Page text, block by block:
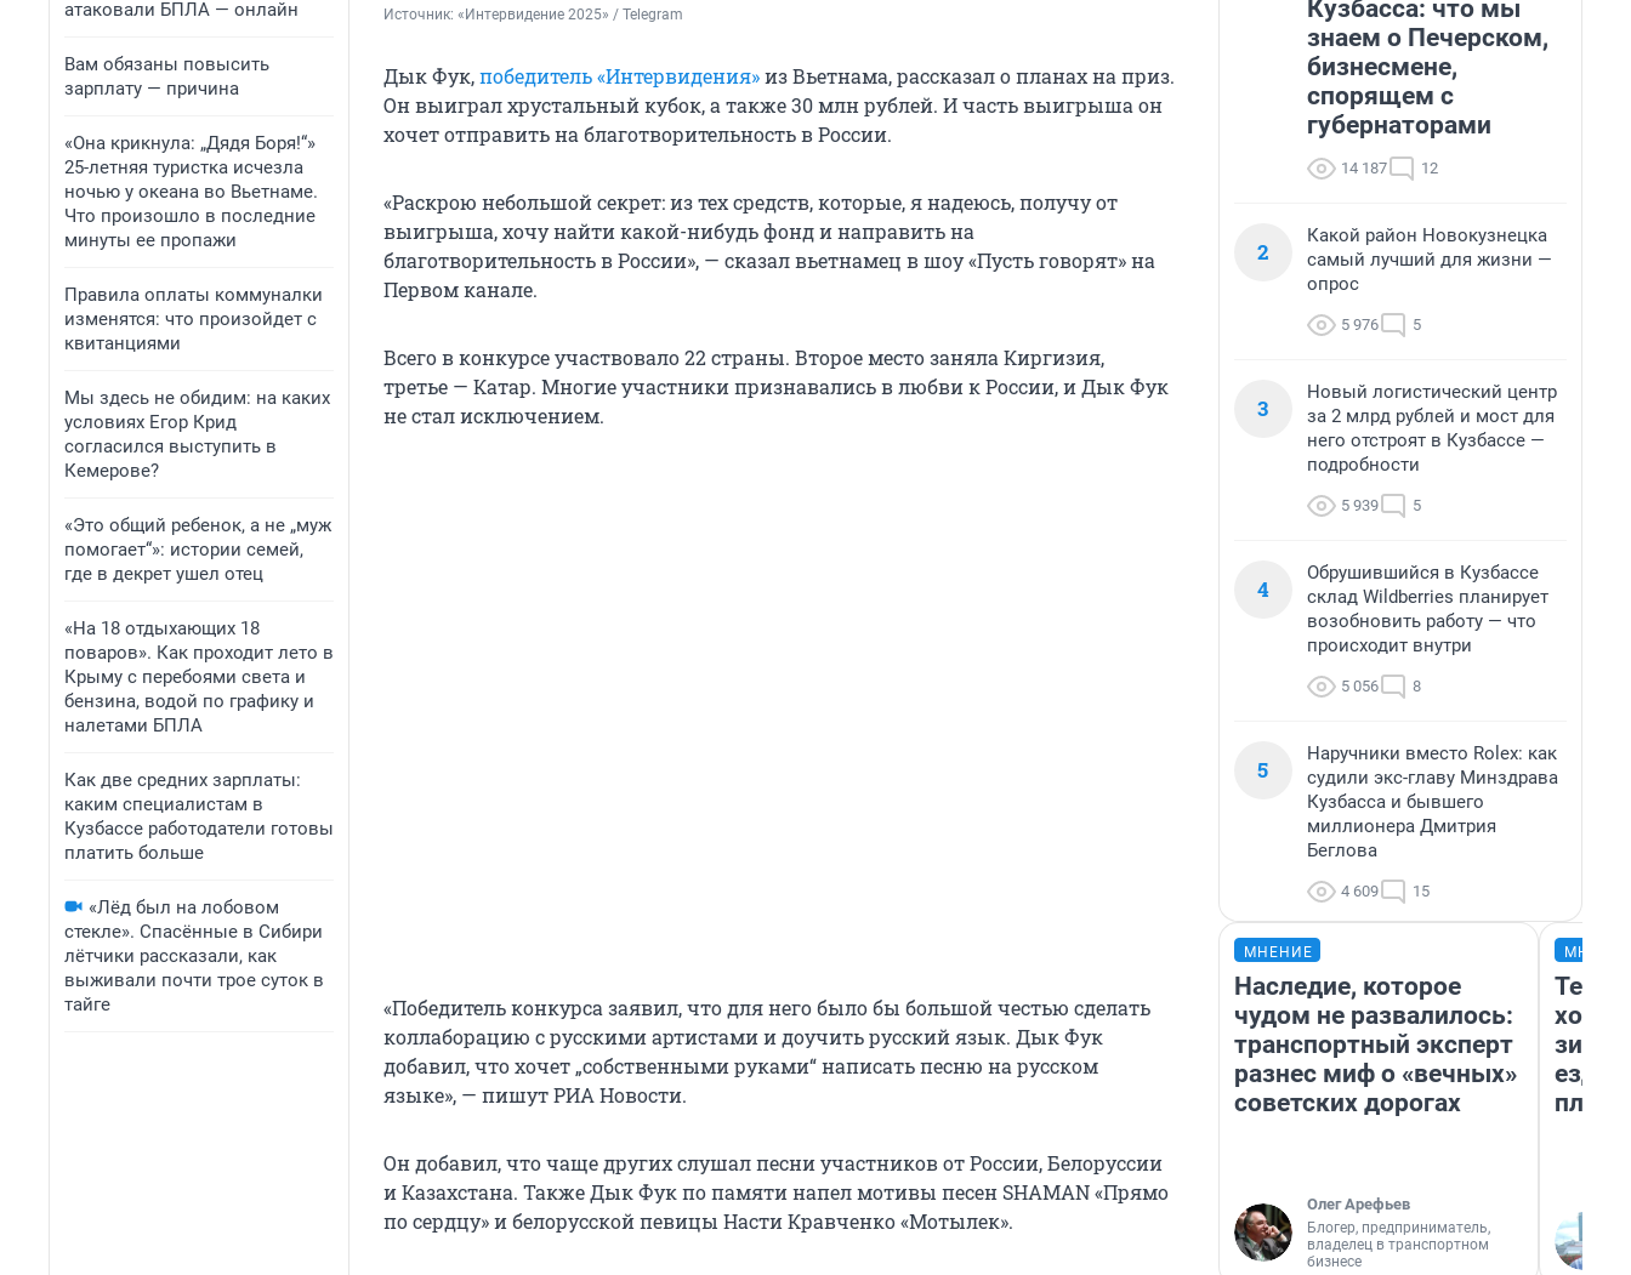
атаковали БПЛА — онлайн
Вам обязаны повысить
зарплату — причина
«Она крикнула: „Дядя Боря!“»
25-летняя туристка исчезла
ночью у океана во Вьетнаме.
Что произошло в последние
минуты ее пропажи
Правила оплаты коммуналки
изменятся: что произойдет с
квитанциями
Мы здесь не обидим: на каких
условиях Егор Крид
согласился выступить в
Кемерове?
«Это общий ребенок, а не „муж
помогает“»: истории семей,
где в декрет ушел отец
«На 18 отдыхающих 18
поваров». Как проходит лето в
Крыму с перебоями света и
бензина, водой по графику и
налетами БПЛА
Как две средних зарплаты:
каким специалистам в
Кузбассе работодатели готовы
платить больше
«Лёд был на лобовом
стекле». Спасённые в Сибири
лётчики рассказали, как
выживали почти трое суток в
тайге
Источник: «Интервидение 2025» / Telegram
Дык Фук,победитель «Интервидения»из Вьетнама, рассказал о планах на приз.
Он выиграл хрустальный кубок, а также 30 млн рублей. И часть выигрыша он
хочет отправить на благотворительность в России.
«Раскрою небольшой секрет: из тех средств, которые, я надеюсь, получу от
выигрыша, хочу найти какой-нибудь фонд и направить на
благотворительность в России», — сказал вьетнамец в шоу «Пусть говорят» на
Первом канале.
Всего в конкурсе участвовало 22 страны. Второе место заняла Киргизия,
третье — Катар. Многие участники признавались в любви к России, и Дык Фук
не стал исключением.
«Победитель конкурса заявил, что для него было бы большой честью сделать
коллаборацию с русскими артистами и доучить русский язык. Дык Фук
добавил, что хочет „собственными руками“ написать песню на русском
языке», — пишут РИА Новости.
Он добавил, что чаще других слушал песни участников от России, Белоруссии
и Казахстана. Также Дык Фук по памяти напел мотивы песен SHAMAN «Прямо
по сердцу» и белорусской певицы Насти Кравченко «Мотылек».
Кузбасса: что мы
знаем о Печерском,
бизнесмене,
спорящем с
губернаторами
14 187 12
2
Какой район Новокузнецка
самый лучший для жизни —
опрос
5 976 5
3
Новый логистический центр
за 2 млрд рублей и мост для
него отстроят в Кузбассе —
подробности
5 939 5
4
Обрушившийся в Кузбассе
склад Wildberries планирует
возобновить работу — что
происходит внутри
5 056 8
5
Наручники вместо Rolex: как
судили экс-главу Минздрава
Кузбасса и бывшего
миллионера Дмитрия
Беглова
4 609 15
МНЕНИЕ
Наследие, которое
чудом не развалилось:
транспортный эксперт
разнес миф о «вечных»
советских дорогах
Олег Арефьев
Блогер, предприниматель,
владелец в транспортном
бизнесе
ездит